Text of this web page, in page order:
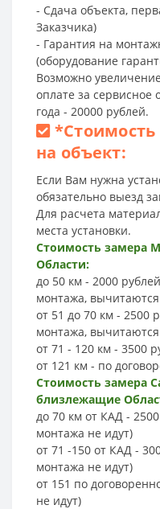
- Сдача объекта,
Заказчика)
- Гарантия на
(оборудование
Возможно
оплате за сервисное
года - 20000 рублей.
*
на объект:
Если Вам нужна
обязательно выезд
Для расчета
места установки.
Стоимость замера
Области:
до 50 км - 2000
монтажа,
от 51 до 70 км - 2500
монтажа,
от 71 - 120 км - 3500
от 121 км - по
Стоимость замера
близлежащие
до 70 км от КАД -
монтажа не идут)
от 71 -150 от КАД -
монтажа не идут)
от 151 по
не идут)